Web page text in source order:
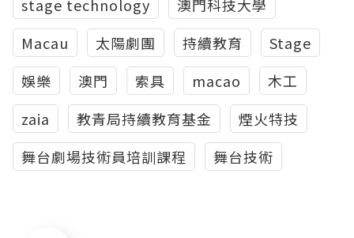
stage technology
澳門科技大學
Macau
太陽劇團 持續教育
Stage
娛樂
澳門 索具 macao
木工
zaia
教青局持續教育基金
煙火特技
舞台劇場技術員培訓課程
舞台技術